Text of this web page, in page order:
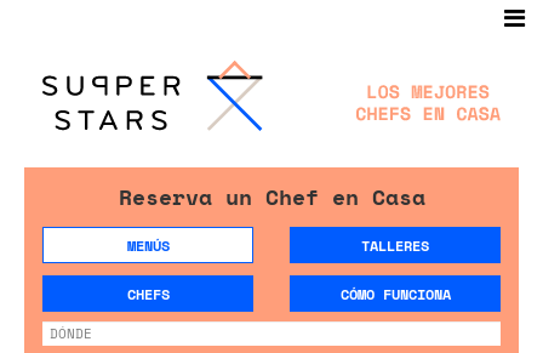
Reserva un Chef en Casa
MENÚS TALLERES
CHEFS CÓMO FUNCIONA